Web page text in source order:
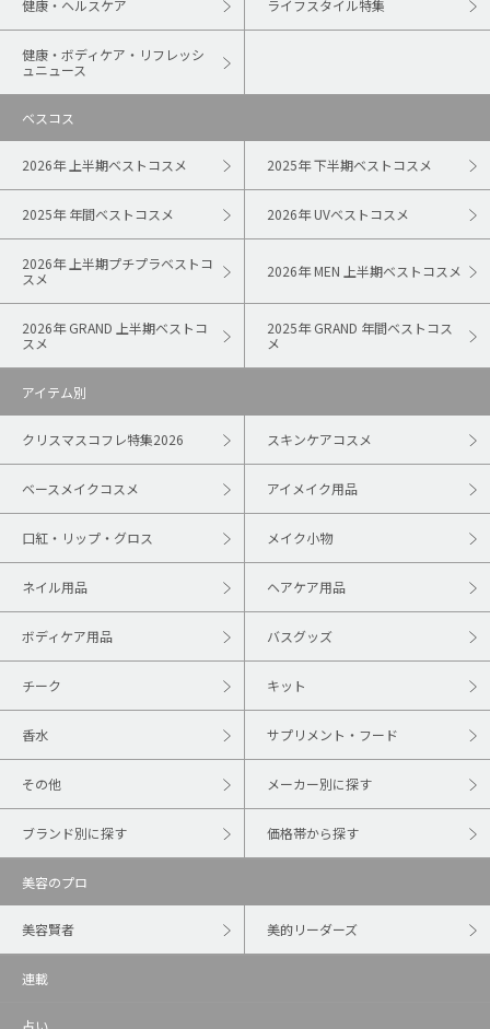
健康・ヘルスケア ライフスタイル特集
健康・ボディケア・リフレッシ
ュニュース
ベスコス
2026年 上半期ベストコスメ 2025年 下半期ベストコスメ
2025年 年間ベストコスメ 2026年 UVベストコスメ
2026年 上半期プチプラベストコ
スメ
2026年 MEN 上半期ベストコスメ
2026年 GRAND 上半期ベストコ
スメ
2025年 GRAND 年間ベストコス
メ
アイテム別
クリスマスコフレ特集2026 スキンケアコスメ
ベースメイクコスメ アイメイク用品
口紅・リップ・グロス メイク小物
ネイル用品 ヘアケア用品
ボディケア用品 バスグッズ
チーク キット
香水 サプリメント・フード
その他 メーカー別に探す
ブランド別に探す 価格帯から探す
美容のプロ
美容賢者 美的リーダーズ
連載
占い